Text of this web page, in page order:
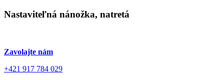
Nastaviteľná nánožka, natretá
Zavolajte nám
+421 917 784 029